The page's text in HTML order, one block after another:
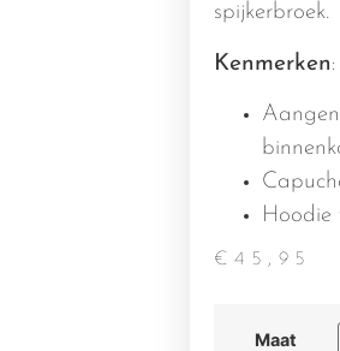
spijkerbroek.
Kenmerken:
Hoodie
€45,95
Maat